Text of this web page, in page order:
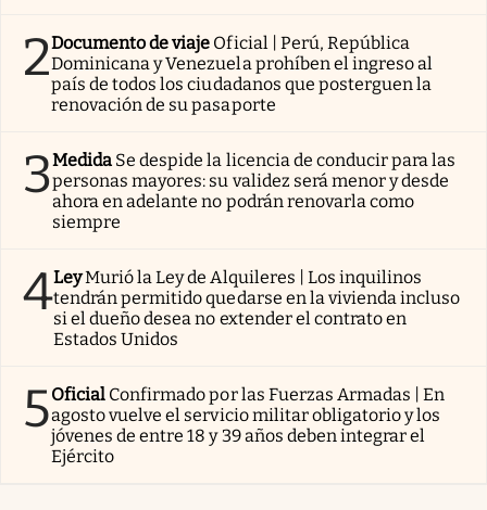
2Documento de viaje Oficial | Perú, República
Dominicana y Venezuela prohíben el ingreso al
país de todos los ciudadanos que posterguen la
renovación de su pasaporte
3Medida Se despide la licencia de conducir para las
personas mayores: su validez será menor y desde
ahora en adelante no podrán renovarla como
siempre
4LeyMurió la Ley de Alquileres | Los inquilinos
tendrán permitido quedarse en la vivienda incluso
si el dueño desea no extender el contrato en
Estados Unidos
5Oficial Confirmado por las Fuerzas Armadas | En
agosto vuelve el servicio militar obligatorio y los
jóvenes de entre 18 y 39 años deben integrar el
Ejército